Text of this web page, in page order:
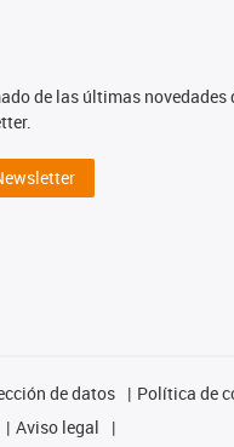
de las últimas novedades
de datos
Política de
Aviso legal